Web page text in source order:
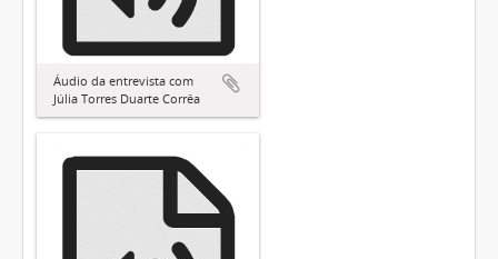
Áudio da entrevista com
Júlia Torres Duarte Corrêa